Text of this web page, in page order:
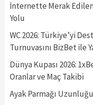
İnternette Merak
Yolu
WC 2026: Türkiye’yi
Turnuvasını BizBet ile
Dünya Kupası 2026:
Oranlar ve Maç Takibi
Ayak Parmağı